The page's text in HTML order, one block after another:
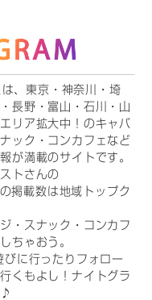
、東京・神奈川・埼
長野・富山・石川・山
リア拡大中！のキャバ
ック・コンカフェなど
が満載のサイトです。
トさんの
載数は地域トップク
・スナック・コンカフ
ちゃおう。
に行ったりフォロー
くもよし！ナイトグラ
♪